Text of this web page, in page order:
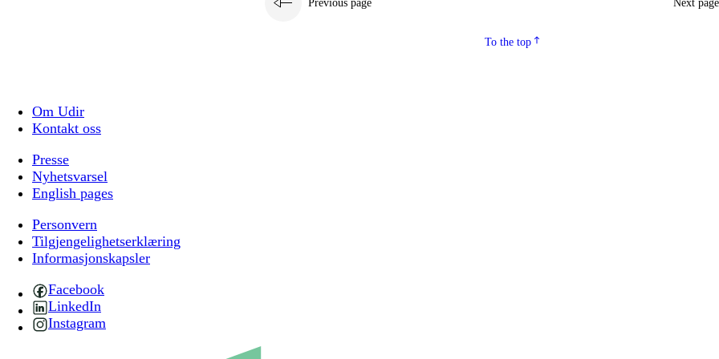
Previous page Next page
To the top
Om Udir
Kontakt oss
Presse
Nyhetsvarsel
English pages
Personvern
Tilgjengelighetserklæring
Informasjonskapsler
Facebook
LinkedIn
Instagram